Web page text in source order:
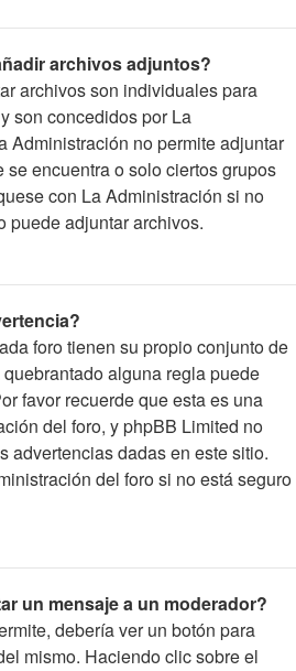
archivos adjuntos?
archivos son individuales para
son concedidos por La
Administración no permite adjuntar
encuentra o solo ciertos grupos
con La Administración si no
puede adjuntar archivos.
foro tienen su propio conjunto de
alguna regla puede
favor recuerde que esta es una
del foro, y phpBB Limited no
advertencias dadas en este sitio.
del foro si no está seguro
un mensaje a un moderador?
debería ver un botón para
mismo. Haciendo clic sobre el